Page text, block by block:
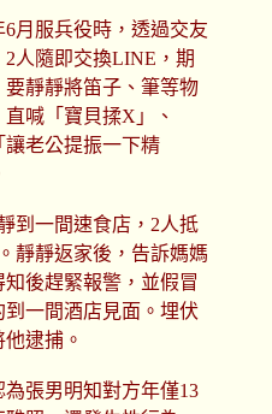
月服兵役時，透過交友
人隨即交換LINE，期
靜靜將笛子、筆等物
喊「寶貝揉X」、
讓老公提振一下精
到一間速食店，2人抵
靜靜返家後，告訴媽媽
後趕緊報警，並假冒
一間酒店見面。埋伏
逮捕。
張男明知對方年僅13